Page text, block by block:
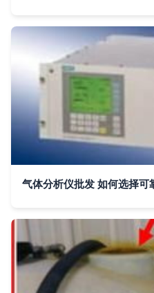
气体分析仪批发 如何选择可